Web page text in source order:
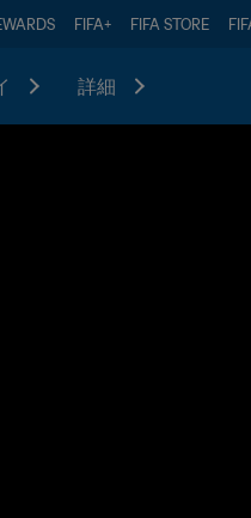
FIFA+ FIFA STORE
詳細